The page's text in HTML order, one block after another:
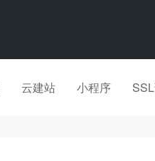
云建站 小程序